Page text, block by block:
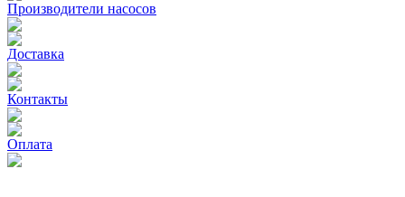
Производители насосов
Доставка
Контакты
Оплата